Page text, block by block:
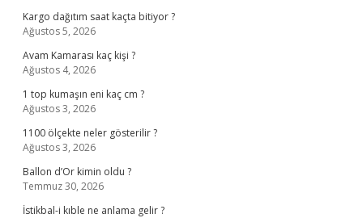
Kargo dağıtım saat kaçta bitiyor ?
Ağustos 5, 2026
Avam Kamarası kaç kişi ?
Ağustos 4, 2026
1 top kumaşın eni kaç cm ?
Ağustos 3, 2026
1100 ölçekte neler gösterilir ?
Ağustos 3, 2026
Ballon d’Or kimin oldu ?
Temmuz 30, 2026
İstikbal-i kıble ne anlama gelir ?